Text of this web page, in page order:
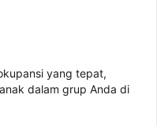
yang tepat,
dalam grup Anda di